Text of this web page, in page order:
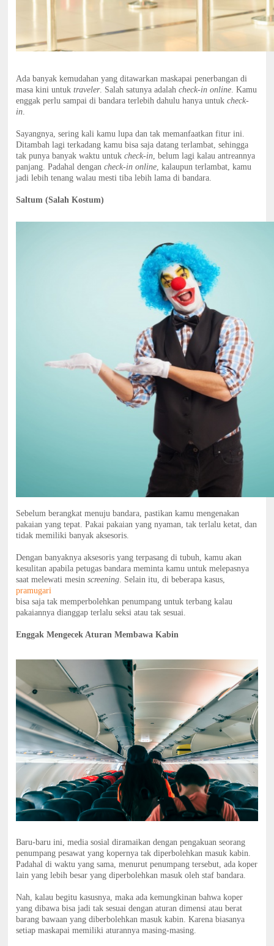
Ada banyak kemudahan yang ditawarkan maskapai penerbangan di
masa kini untuktraveler. Salah satunya adalahcheck-in online. Kamu
enggak perlu sampai di bandara terlebih dahulu hanya untukcheck-
in.
Sayangnya, sering kali kamu lupa dan tak memanfaatkan fitur ini.
Ditambah lagi terkadang kamu bisa saja datang terlambat, sehingga
tak punya banyak waktu untukcheck-in, belum lagi kalau antreannya
panjang. Padahal dengancheck-in online, kalaupun terlambat, kamu
jadi lebih tenang walau mesti tiba lebih lama di bandara.
Saltum (Salah Kostum)
Sebelum berangkat menuju bandara, pastikan kamu mengenakan
pakaian yang tepat. Pakai pakaian yang nyaman, tak terlalu ketat, dan
tidak memiliki banyak aksesoris.
Dengan banyaknya aksesoris yang terpasang di tubuh, kamu akan
kesulitan apabila petugas bandara meminta kamu untuk melepasnya
saat melewati mesinscreening. Selain itu, di beberapa kasus,
pramugari
bisa saja tak memperbolehkan penumpang untuk terbang kalau
pakaiannya dianggap terlalu seksi atau tak sesuai.
Enggak Mengecek Aturan Membawa Kabin
Baru-baru ini, media sosial diramaikan dengan pengakuan seorang
penumpang pesawat yang kopernya tak diperbolehkan masuk kabin.
Padahal di waktu yang sama, menurut penumpang tersebut, ada koper
lain yang lebih besar yang diperbolehkan masuk oleh staf bandara.
Nah, kalau begitu kasusnya, maka ada kemungkinan bahwa koper
yang dibawa bisa jadi tak sesuai dengan aturan dimensi atau berat
barang bawaan yang diberbolehkan masuk kabin. Karena biasanya
setiap maskapai memiliki aturannya masing-masing.